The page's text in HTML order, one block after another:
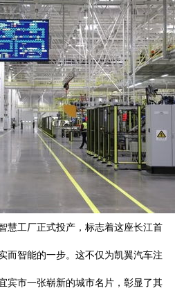
慧工厂正式投产，标志着这座长江首
而智能的一步。这不仅为凯翼汽车注
宾市一张崭新的城市名片，彰显了其